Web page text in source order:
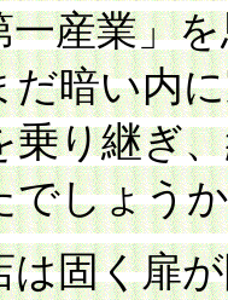
一産業」
だ暗い内
乗り継ぎ
でしょう
固く扉が